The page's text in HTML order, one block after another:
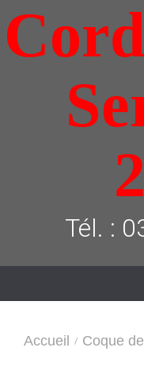
au
contenu
Tél. :
Accueil / Coque